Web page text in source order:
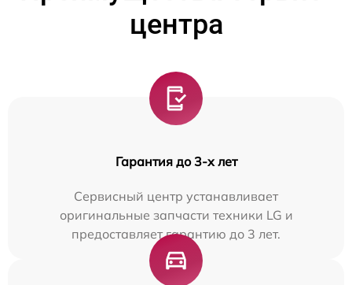
центра
Гарантия до 3-х лет
Сервисный центр устанавливает
оригинальные запчасти техники LG и
предоставляет гарантию до 3 лет.